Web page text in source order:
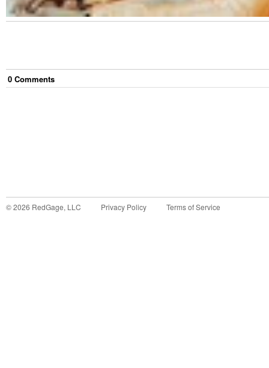
0 Comments
©2026 RedGage, LLC Privacy Policy Terms of Service